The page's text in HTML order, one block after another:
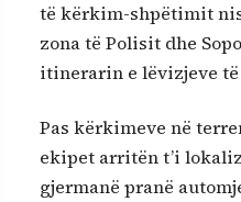
të kërkim-shpëtimit
zona të Polisit dhe
itinerarin e lëvizjeve
Pas kërkimeve në
ekipet arritën t’i
gjermanë pranë